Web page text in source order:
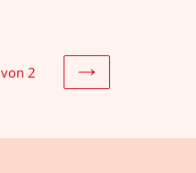
2
NÄCHSTE